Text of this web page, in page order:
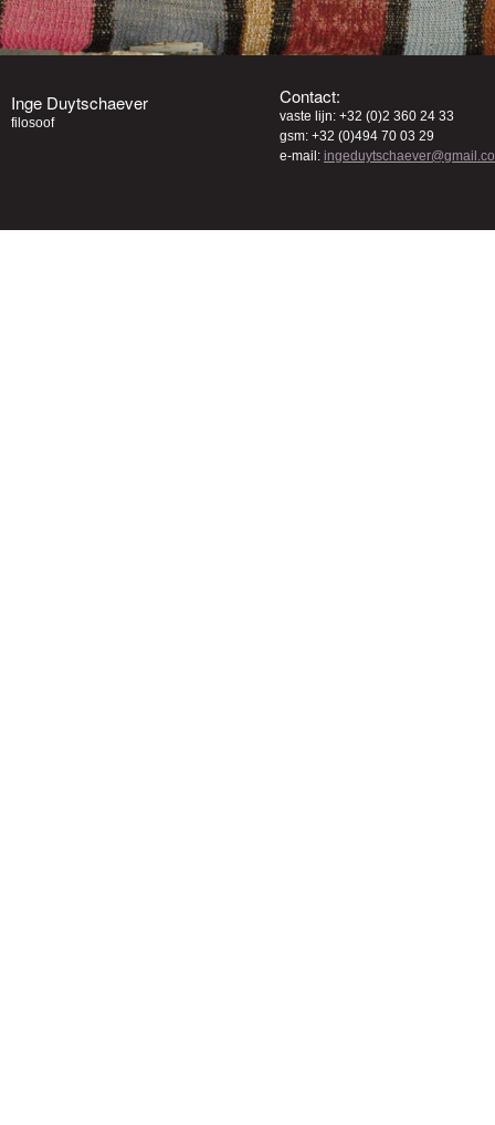
Inge Duytschaever
filosoof
Contact:
vaste lijn: +32 (0)2 360 24 33
gsm: +32 (0)494 70 03 29
e-mail: